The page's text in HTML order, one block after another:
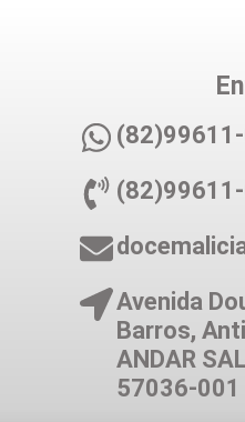
Avenida
Barros,
ANDAR
57036-001